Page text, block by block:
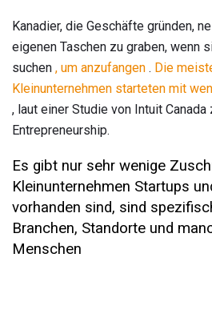
Kanadier, die Geschäfte gründen,
eigenen Taschen zu graben, wenn
suchen , um anzufangen . Die
Kleinunternehmen starteten mit
, laut einer Studie von Intuit Canada
Entrepreneurship.
Es gibt nur sehr wenige
Kleinunternehmen Startups
vorhanden sind, sind
Branchen, Standorte und
Menschen